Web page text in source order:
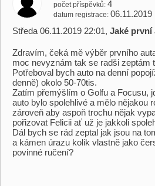
počet příspěvků 4
datum registrace 06.11.2019
Středa 06.11.2019 22:01, Jaké první
Zdravím, čeká mě výběr prvního
moc nevyznám tak se radši zeptám
Potřeboval bych auto na denní
denně) okolo 50-70tis.
Zatím přemýšlím o Golfu a Focusu,
auto bylo spolehlivé a mělo nějakou
zároveň aby aspoň trochu nějak
pořizovat Felicii ať už je jakkoli
Dál bych se rád zeptal jak jsou na
a kámen úrazu kolik vlastně jako
povinné ručení?